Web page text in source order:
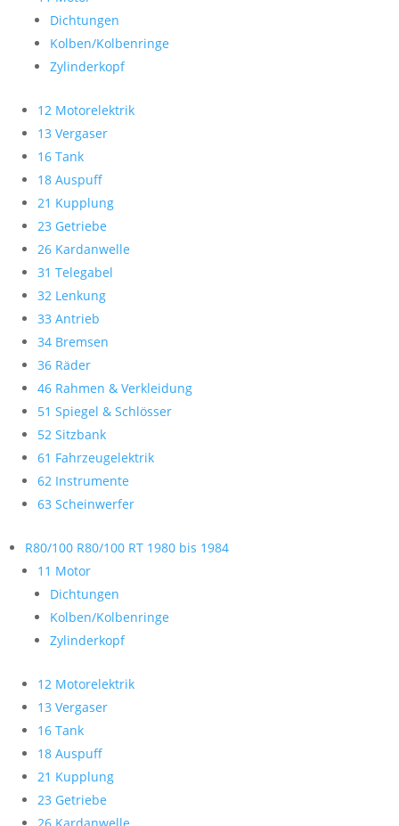
Dichtungen
Kolben/Kolbenringe
Zylinderkopf
12 Motorelektrik
13 Vergaser
16 Tank
18 Auspuff
21 Kupplung
23 Getriebe
26 Kardanwelle
31 Telegabel
32 Lenkung
33 Antrieb
34 Bremsen
36 Räder
46 Rahmen & Verkleidung
51 Spiegel & Schlösser
52 Sitzbank
61 Fahrzeugelektrik
62 Instrumente
63 Scheinwerfer
R80/100 R80/100 RT 1980 bis 1984
11 Motor
Dichtungen
Kolben/Kolbenringe
Zylinderkopf
12 Motorelektrik
13 Vergaser
16 Tank
18 Auspuff
21 Kupplung
23 Getriebe